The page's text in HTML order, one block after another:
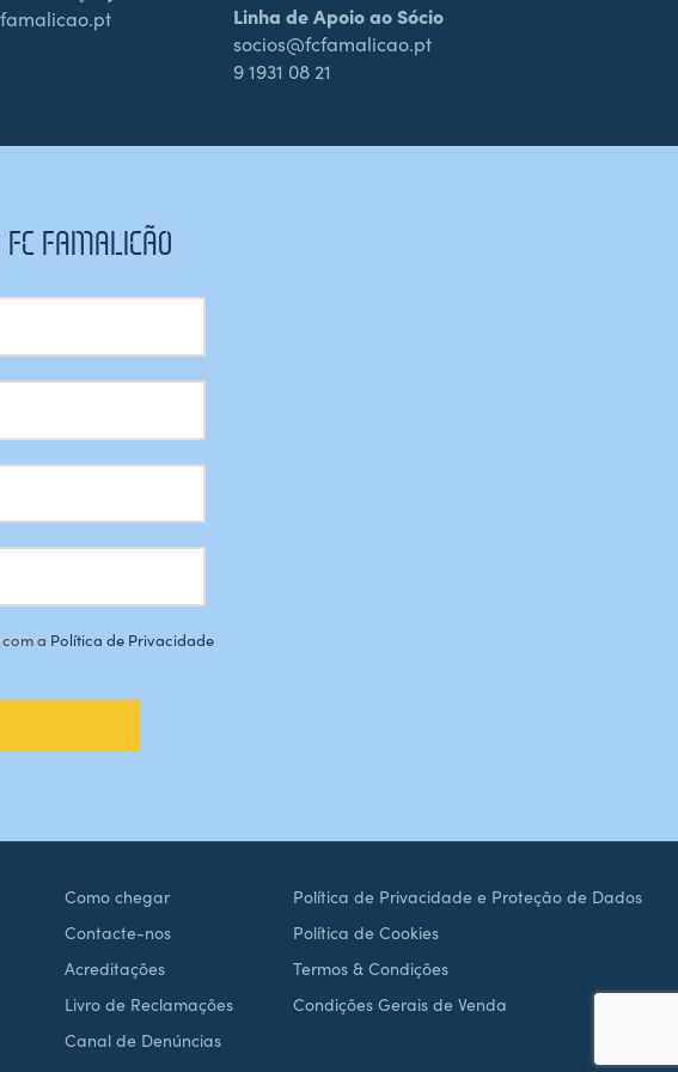
Linha de Apoio ao Sócio
socios@fcfamalicao.pt
9 1931 08 21
FC FAMALICÃO
a Política de Privacidade
Como chegar
Contacte-nos
Acreditações
Livro de Reclamações
Canal de Denúncias
Política de Privacidade e Proteção de Dados
Política de Cookies
Termos & Condições
Condições Gerais de Venda